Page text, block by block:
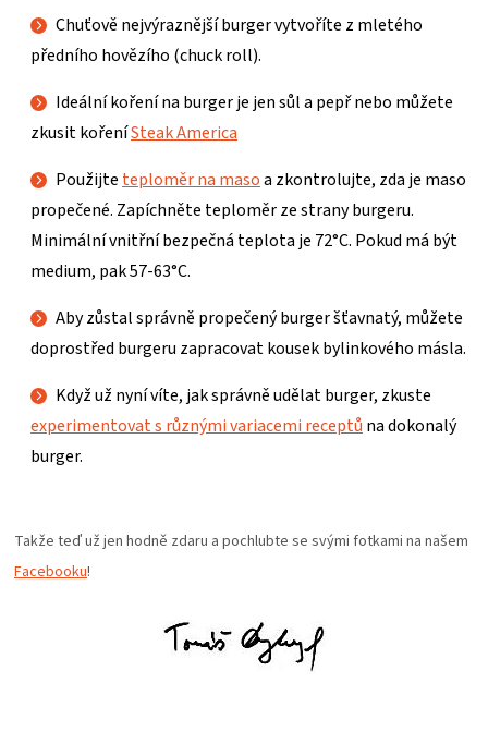
Chuťově nejvýraznější burger vytvoříte z mletého
předního hovězího (chuck roll).
Ideální koření na burger je jen sůl a pepř nebo můžete
zkusit kořeníSteak America
Použijte teploměr na masoa zkontrolujte, zda je maso
propečené. Zapíchněte teploměr ze strany burgeru.
Minimální vnitřní bezpečná teplota je 72°C. Pokud má být
medium, pak 57-63°C.
Aby zůstal správně propečený burger šťavnatý, můžete
doprostřed burgeru zapracovat kousek bylinkového másla.
Když už nyní víte, jak správně udělat burger, zkuste
experimentovat s různými variacemi receptů na dokonalý
burger.
Takže teď už jen hodně zdaru a pochlubte se svými fotkami na našem
Facebooku!